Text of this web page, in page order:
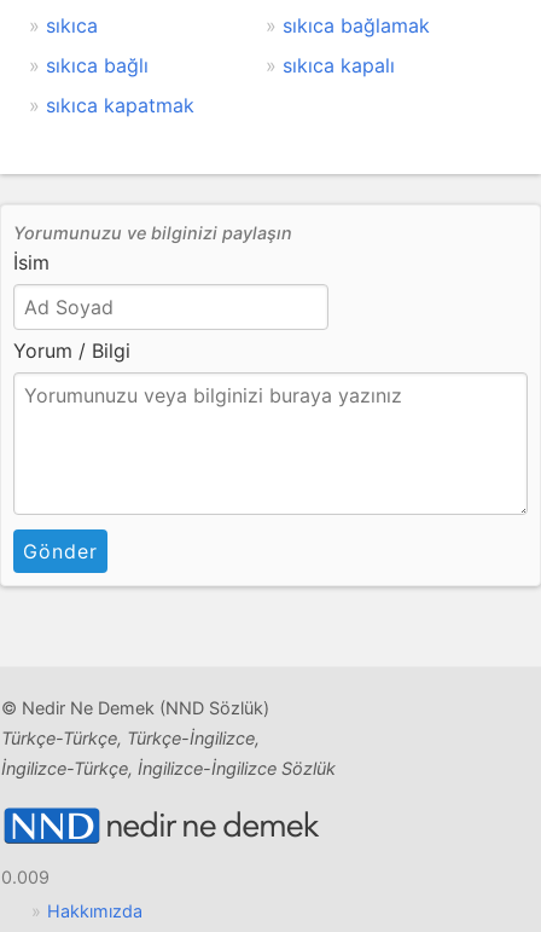
sıkıca
sıkıca bağlamak
sıkıca bağlı
sıkıca kapalı
sıkıca kapatmak
Yorumunuzu ve bilginizi paylaşın
İsim
Yorum / Bilgi
Gönder
© Nedir Ne Demek (NND Sözlük)
Türkçe-Türkçe, Türkçe-İngilizce,
İngilizce-Türkçe, İngilizce-İngilizce Sözlük
0.009
Hakkımızda